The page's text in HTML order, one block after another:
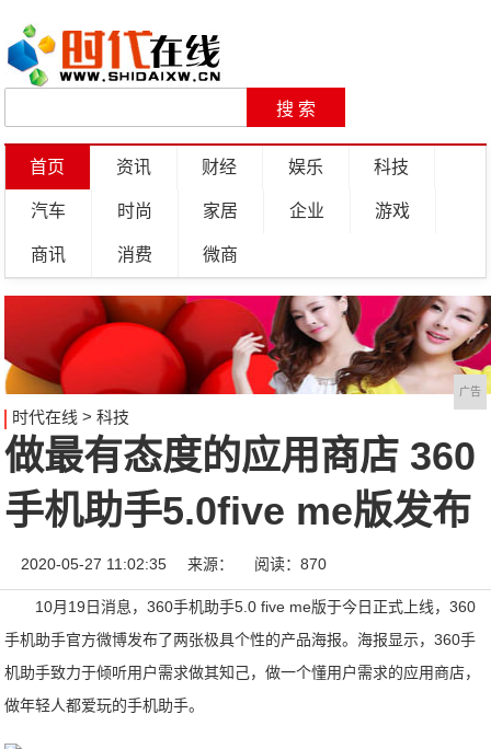
首页 资讯 财经 娱乐 科技
汽车 时尚 家居 企业 游戏
商讯 消费 微商
广告
时代在线 > 科技
做最有态度的应用商店 360
手机助手5.0five me版发布
2020-05-27 11:02:35 来源： 阅读：870
10月19日消息，360手机助手5.0 five me版于今日正式上线，360
手机助手官方微博发布了两张极具个性的产品海报。海报显示，360手
机助手致力于倾听用户需求做其知己，做一个懂用户需求的应用商店，
做年轻人都爱玩的手机助手。